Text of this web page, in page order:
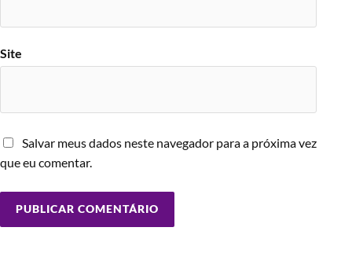
Site
Salvar meus dados neste navegador para a próxima vez
que eu comentar.